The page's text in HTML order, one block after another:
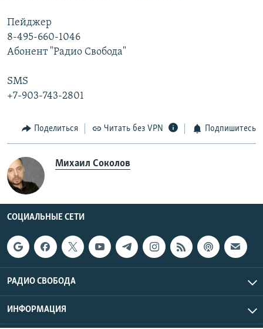
Пейджер
8-495-660-1046
Абонент "Радио Свобода"
SMS
+7-903-743-2801
Поделиться Читать без VPN Подпишитесь
Михаил Соколов
СОЦИАЛЬНЫЕ СЕТИ
РАДИО СВОБОДА
ИНФОРМАЦИЯ